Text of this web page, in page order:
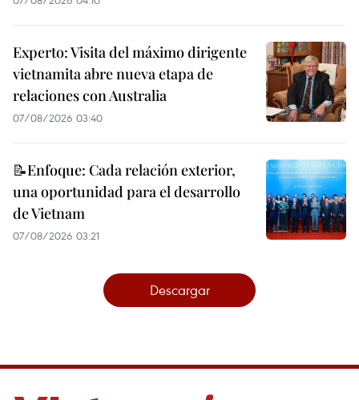
Experto: Visita del máximo dirigente
vietnamita abre nueva etapa de
relaciones con Australia
07/08/2026 03:40
📝Enfoque: Cada relación exterior,
una oportunidad para el desarrollo
de Vietnam
07/08/2026 03:21
Descargar